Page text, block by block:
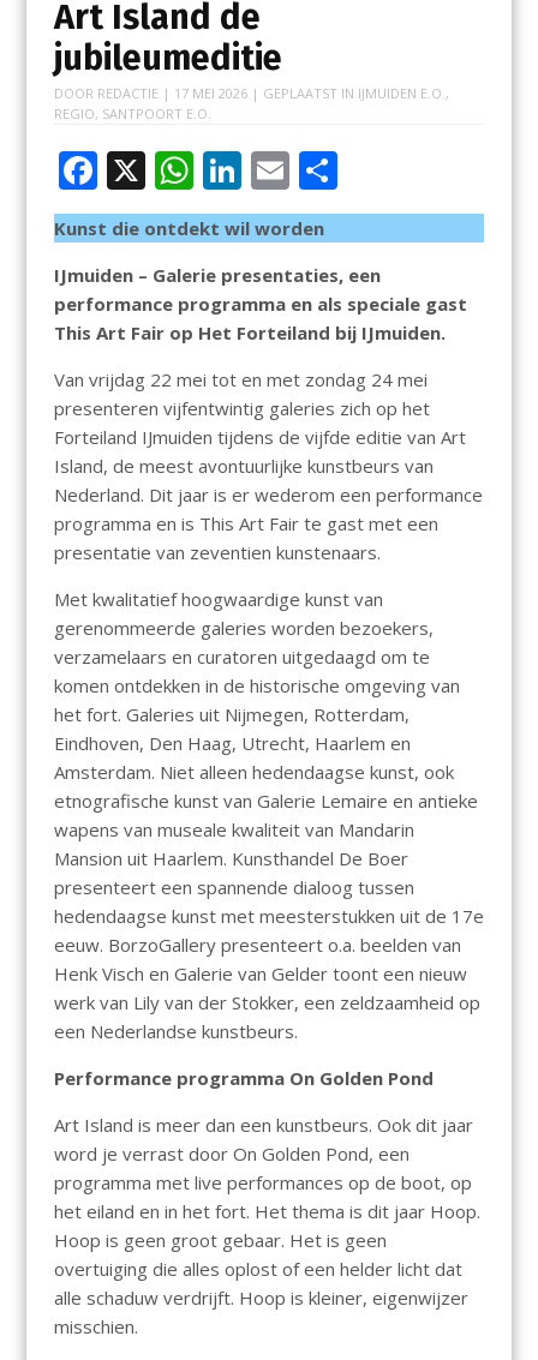
Art Island de
jubileumeditie
DOOR REDACTIE | 17 MEI 2026| GEPLAATST IN IJMUIDEN E.O. ,
REGIO, SANTPOORT E.O.
F
ac
e
b
o
o
k
X W
h
at
s
A
p
p
Li
n
k
e
dI
E
m
ai
l
D
el
e
n
Kunst die ontdekt wil worden
IJmuiden – Galerie presentaties, een
performance programma en als speciale gast
This Art Fair op Het Forteiland bij IJmuiden.
Van vrijdag 22 mei tot en met zondag 24 mei
presenteren vijfentwintig galeries zich op het
Forteiland IJmuiden tijdens de vijfde editie van Art
Island, de meest avontuurlijke kunstbeurs van
Nederland. Dit jaar is er wederom een performance
programma en is This Art Fair te gast met een
presentatie van zeventien kunstenaars.
Met kwalitatief hoogwaardige kunst van
gerenommeerde galeries worden bezoekers,
verzamelaars en curatoren uitgedaagd om te
komen ontdekken in de historische omgeving van
het fort. Galeries uit Nijmegen, Rotterdam,
Eindhoven, Den Haag, Utrecht, Haarlem en
Amsterdam. Niet alleen hedendaagse kunst, ook
etnografische kunst van Galerie Lemaire en antieke
wapens van museale kwaliteit van Mandarin
Mansion uit Haarlem. Kunsthandel De Boer
presenteert een spannende dialoog tussen
hedendaagse kunst met meesterstukken uit de 17e
eeuw. BorzoGallery presenteert o.a. beelden van
Henk Visch en Galerie van Gelder toont een nieuw
werk van Lily van der Stokker, een zeldzaamheid op
een Nederlandse kunstbeurs.
Performance programma On Golden Pond
Art Island is meer dan een kunstbeurs. Ook dit jaar
word je verrast door On Golden Pond, een
programma met live performances op de boot, op
het eiland en in het fort. Het thema is dit jaar Hoop.
Hoop is geen groot gebaar. Het is geen
overtuiging die alles oplost of een helder licht dat
alle schaduw verdrijft. Hoop is kleiner, eigenwijzer
misschien.